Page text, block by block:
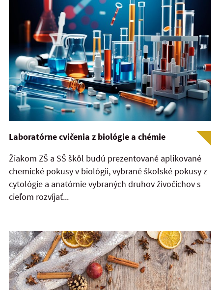
Laboratórne cvičenia z biológie a chémie
Žiakom ZŠ a SŠ škôl budú prezentované aplikované
chemické pokusy v biológii, vybrané školské pokusy z
cytológie a anatómie vybraných druhov živočíchov s
cieľom rozvíjať...